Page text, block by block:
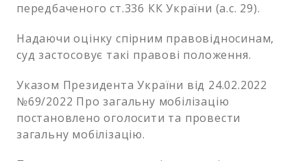
передбаченого ст.336 КК України (а.с. 29).
Надаючи оцінку спірним правовідносинам,
суд застосовує такі правові положення.
Указом Президента України від 24.02.2022
№69/2022 Про загальну мобілізацію
постановлено оголосити та провести
загальну мобілізацію.